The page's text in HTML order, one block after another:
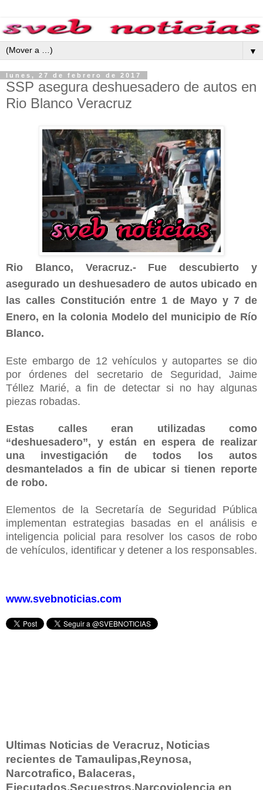
▼
lunes, 27 de febrero de 2017
SSP asegura deshuesadero de autos en
Rio Blanco Veracruz
Rio Blanco, Veracruz.- Fue descubierto y
asegurado un deshuesadero de autos ubicado en
las calles Constitución entre 1 de Mayo y 7 de
Enero, en la colonia Modelo del municipio de Río
Blanco.
Este embargo de 12 vehículos y autopartes se dio
por órdenes del secretario de Seguridad, Jaime
Téllez Marié, a fin de detectar si no hay algunas
piezas robadas.
Estas calles eran utilizadas como
“deshuesadero”, y están en espera de realizar
una investigación de todos los autos
desmantelados a fin de ubicar si tienen reporte
de robo.
Elementos de la Secretaría de Seguridad Pública
implementan estrategias basadas en el análisis e
inteligencia policial para resolver los casos de robo
de vehículos, identificar y detener a los responsables.
www.svebnoticias.com
Ultimas Noticias de Veracruz, Noticias
recientes de Tamaulipas,Reynosa,
Narcotrafico, Balaceras,
Ejecutados,Secuestros,Narcoviolencia en